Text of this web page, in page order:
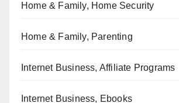
Home & Family, Home Security
Home & Family, Parenting
Internet Business, Affiliate Programs
Internet Business, Ebooks